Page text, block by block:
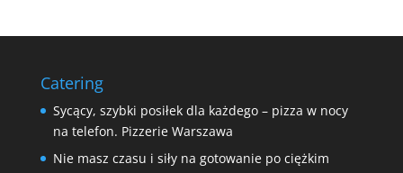
Catering
Sycący, szybki posiłek dla każdego – pizza w nocy
na telefon. Pizzerie Warszawa
Nie masz czasu i siły na gotowanie po ciężkim